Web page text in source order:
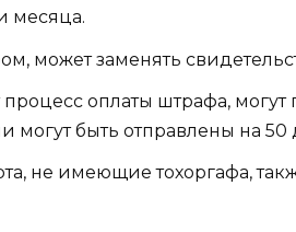
месяца.
может заменять
оплаты штрафа, могут
быть отправлены на 50
не имеющие тохоргафа,